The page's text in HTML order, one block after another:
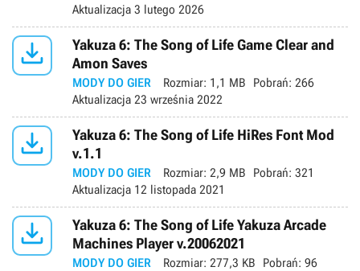
Aktualizacja 3 lutego 2026

Yakuza 6: The Song of Life Game Clear and
Amon Saves
MODY DO GIER Rozmiar: 1,1 MB Pobrań: 266
Aktualizacja 23 września 2022

Yakuza 6: The Song of Life HiRes Font Mod
v.1.1
MODY DO GIER Rozmiar: 2,9 MB Pobrań: 321
Aktualizacja 12 listopada 2021

Yakuza 6: The Song of Life Yakuza Arcade
Machines Player v.20062021
MODY DO GIER Rozmiar: 277,3 KB Pobrań: 96